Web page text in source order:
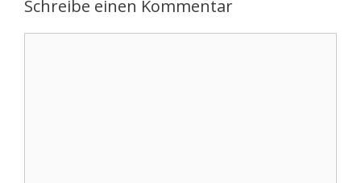
Schreibe einen Kommentar